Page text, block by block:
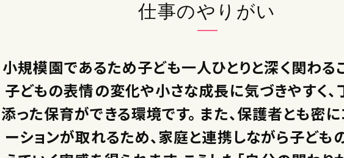
仕事のやりがい
小規模園であるため子ども一人ひとりと深く関わる
子どもの表情の変化や小さな成長に気づきやすく、
添った保育ができる環境です。 また、保護者とも密
ーションが取れるため、家庭と連携しながら子ども